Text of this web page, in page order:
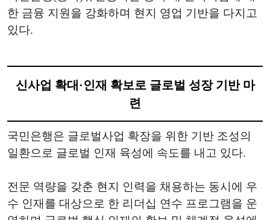
한 금융 지원을 강화하며 현지 영업 기반을 다지고
있다.
신사업 확대·인재 확보로 글로벌 성장 기반 마
련
국민은행은 글로벌사업 확장을 위한 기반 조성의
일환으로 글로벌 인재 육성에 속도를 내고 있다.
전문 역량을 갖춘 현지 인력을 채용하는 동시에 우
수 인재를 대상으로 한 리더십 연수 프로그램을 운